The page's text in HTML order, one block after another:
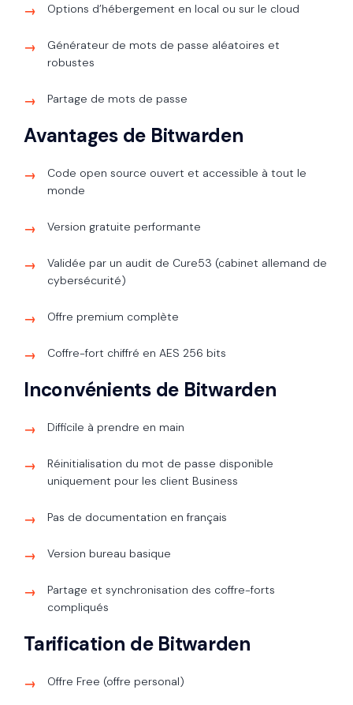
Options d’hébergement en local ou sur le cloud
Générateur de mots de passe aléatoires et
robustes
Partage de mots de passe
Avantages de Bitwarden
Code open source ouvert et accessible à tout le
monde
Version gratuite performante
Validée par un audit de Cure53 (cabinet allemand de
cybersécurité)
Offre premium complète
Coffre-fort chiffré en AES 256 bits
Inconvénients de Bitwarden
Difficile à prendre en main
Réinitialisation du mot de passe disponible
uniquement pour les client Business
Pas de documentation en français
Version bureau basique
Partage et synchronisation des coffre-forts
compliqués
Tarification de Bitwarden
Offre Free (offre personal)